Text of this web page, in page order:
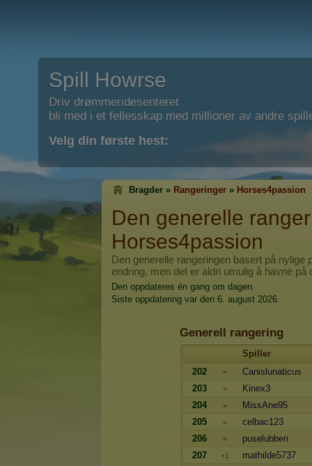
Spill Howrse
Driv drømmeridesenteret
bli med i et fellesskap med millioner av andre
Velg din første hest:
Bragder » Rangeringer » Horses4passion
Den generelle
Horses4passion
Den generelle rangeringen basert på nylige
endring, men det er aldri umulig å havne på
Den oppdateres én gang om dagen.
Siste oppdatering var den 6. august 2026.
Generell rangering
Spiller
202
=
Canislunaticus
203
=
Kinex3
204
=
MissAne95
205
=
celbac123
206
=
puselubben
207
+1
mathilde5737